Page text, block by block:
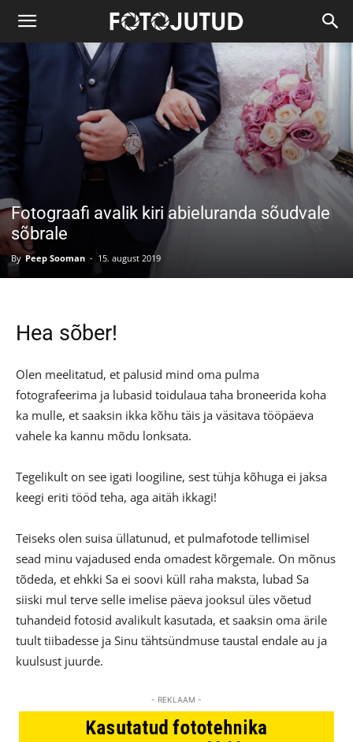
Fotograafi avalik kiri abieluranda sõudvale
sõbrale
By Peep Sooman - 15. august 2019
Hea sõber!
Olen meelitatud, et palusid mind oma pulma
fotografeerima ja lubasid toidulaua taha broneerida koha
ka mulle, et saaksin ikka kõhu täis ja väsitava tööpäeva
vahele ka kannu mõdu lonksata.
Tegelikult on see igati loogiline, sest tühja kõhuga ei jaksa
keegi eriti tööd teha, aga aitäh ikkagi!
Teiseks olen suisa üllatunud, et pulmafotode tellimisel
sead minu vajadused enda omadest kõrgemale. On mõnus
tõdeda, et ehkki Sa ei soovi küll raha maksta, lubad Sa
siiski mul terve selle imelise päeva jooksul üles võetud
tuhandeid fotosid avalikult kasutada, et saaksin oma ärile
tuult tiibadesse ja Sinu tähtsündmuse taustal endale au ja
kuulsust juurde.
- REKLAAM -